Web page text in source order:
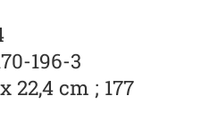
196-3
22,4 cm ; 177